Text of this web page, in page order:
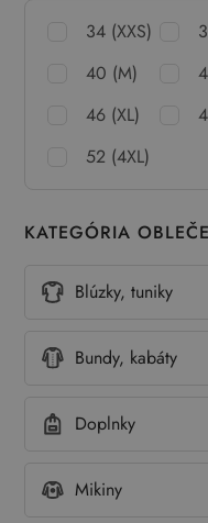
34 (XXS)
40 (M)
46 (XL)
52 (4XL)
KATEGÓRIA
Blúzky, tuniky
Bundy, kabáty
Doplnky
Mikiny